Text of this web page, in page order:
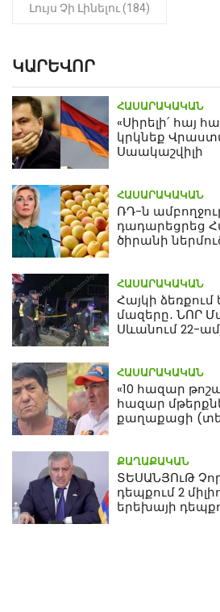
Լույս Չի Լինելու (184)
ԿԱՐԵՎՈՐ
ՀԱՍԱՐԱԿԱԿԱՆ
«Սիրելի՛ հայ
կրկնեք
Սաակաշվիլի
ՀԱՍԱՐԱԿԱԿԱՆ
ՌԴ-ն
դադարեցրեց
ծիրանի
ՀԱՍԱՐԱԿԱԿԱՆ
Հայկի
մազերը․ ՆՈՐ
Սևանում 22-
ՀԱՍԱՐԱԿԱԿԱՆ
«10 հազար
հազար
քաղաքացի
ՔԱՂԱՔԱԿԱՆ
ՏԵՍԱՆՅՈւԹ
դեպքում 2
երեխայի